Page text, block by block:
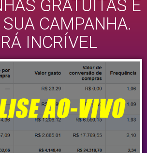
GRATUITAS E
CAMPANHA.
INCRÍVEL